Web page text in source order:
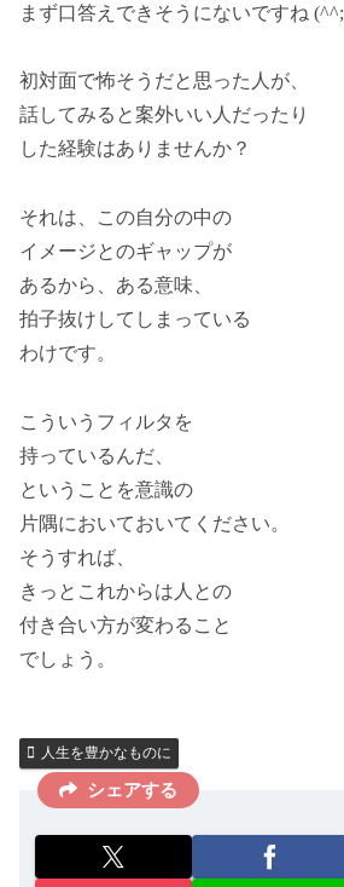
まず口答えできそうにないですね (^^;
初対面で怖そうだと思った人が、
話してみると案外いい人だったり
した経験はありませんか？
それは、この自分の中の
イメージとのギャップが
あるから、ある意味、
拍子抜けしてしまっている
わけです。
こういうフィルタを
持っているんだ、
ということを意識の
片隅においておいてください。
そうすれば、
きっとこれからは人との
付き合い方が変わること
でしょう。
人生を豊かなものに
シェアする